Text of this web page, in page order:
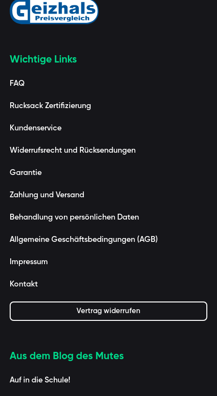
Wichtige Links
FAQ
Rucksack Zertifizierung
Kundenservice
Widerrufsrecht und Rücksendungen
Garantie
Zahlung und Versand
Behandlung von persönlichen Daten
Allgemeine Geschäftsbedingungen (AGB)
Impressum
Kontakt
Vertrag widerrufen
Aus dem Blog des Mutes
Auf in die Schule!